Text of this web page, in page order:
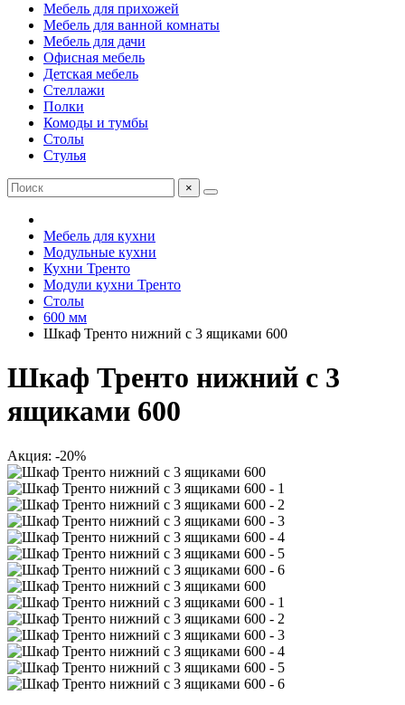
Мебель для прихожей
Мебель для ванной комнаты
Мебель для дачи
Офисная мебель
Детская мебель
Стеллажи
Полки
Комоды и тумбы
Столы
Стулья
×
Мебель для кухни
Модульные кухни
Кухни Тренто
Модули кухни Тренто
Столы
600 мм
Шкаф Тренто нижний с 3 ящиками 600
Шкаф Тренто нижний с 3
ящиками 600
Акция: -20%